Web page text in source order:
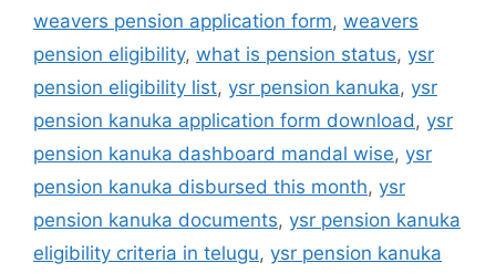
weavers pension application form, weavers
pension eligibility, what is pension status, ysr
pension eligibility list, ysr pension kanuka, ysr
pension kanuka application form download , ysr
pension kanuka dashboard mandal wise, ysr
pension kanuka disbursed this month, ysr
pension kanuka documents, ysr pension kanuka
eligibility criteria in telugu, ysr pension kanuka